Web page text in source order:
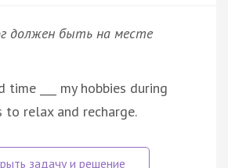
должен быть на месте
time ___ my hobbies during
to relax and recharge.